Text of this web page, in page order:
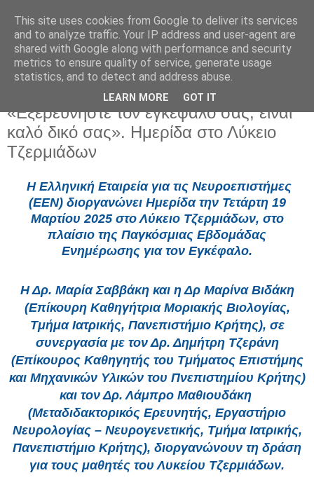
Δευτέρα 17 Μαρτίου 2025
«Εξερευνήστε τον εγκέφαλό σας, είναι
καλό δικό σας». Ημερίδα στο Λύκειο
Τζερμιάδων
Η Ελληνική Εταιρεία για τις Νευροεπιστήμες
(ΕΕΝ) διοργανώνει Ημερίδα την Τετάρτη 19
Μαρτίου 2025 στο Λύκειο Τζερμιάδων, στο
πλαίσιο της Παγκόσμιας Εβδομάδας
Ενημέρωσης για τον Εγκέφαλο.
Η Δρ. Μαρία Σαββάκη και η Δρ Μαρίνα Βιδάκη
(Επίκουρη Καθηγήτρια Μοριακής Βιολογίας,
Τμήμα Ιατρικής, Πανεπιστήμιο Κρήτης), σε
συνεργασία με τον Δρ. Δημήτρη Τζεράνη
(Επίκουρος Καθηγητής του Τμήματος Επιστήμης
και Μηχανικών Υλικών του Πνεπιστημίου Κρήτης)
και τον Δρ. Λάμπρο Μαθιουδάκη
(Μεταδιδακτορικός Ερευνητής, Εργαστήριο
Νευρολογίας – Νευρογενετικής, Τμήμα Ιατρικής,
Πανεπιστήμιο Κρήτης), διοργανώνουν τη δράση
για τους μαθητές του Λυκείου Τζερμιάδων.
This site uses cookies from Google to deliver its services
and to analyze traffic. Your IP address and user-agent are
shared with Google along with performance and security
metrics to ensure quality of service, generate usage
statistics, and to detect and address abuse.
LEARN MORE GOT IT